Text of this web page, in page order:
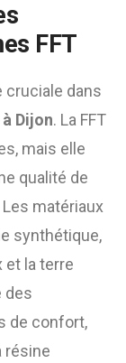
FFT
cruciale dans
Dijon. La FFT
mais elle
qualité de
matériaux
synthétique,
et la terre
des
de confort,
résine